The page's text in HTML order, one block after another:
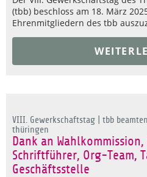
(tbb) beschloss am 18. März
Ehrenmitgliedern des tbb
VIII. Gewerkschaftstag | tbb
thüringen
Dank an
Schriftführer, Org-Team,
Geschäftsstelle